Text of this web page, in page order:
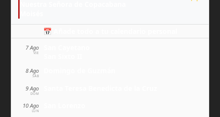
📅 Añade todo a tu calendario personal
7 Ago
VIE
8 Ago
SÁB
9 Ago
DOM
10 Ago
LUN